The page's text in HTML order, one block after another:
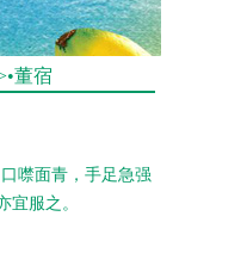
董宿
噤面青，手足急强，
宜服之。